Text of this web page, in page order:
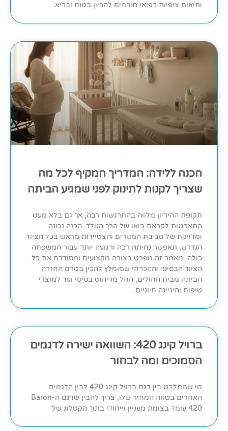
ותיאום ציפיות רפואי תורמים להריון בטוח ובריא.
הכנה ללידה: המדריך המקיף לכל מה
שצריך לקנות לתינוק לפני שמגיע הביתה
תקופת ההיריון מלווה בהתרגשות רבה, אך גם בלא מעט
התארגנות לקראת בואו של הרך הנולד. הכנה נכונה
ומדויקת של סביבת המגורים והצטיידות מראש בכל הציוד
הנדרש, תאפשר נחיתה רכה ורגועה יותר עבור המשפחה
כולה. מאמר זה מפרט בצורה מקצועית ומסודרת את כל
הציוד הבסיסי וההכרחי שמומלץ להכין בטרם החזרה
הביתה מבית החולים, החל מריהוט בסיסי ועד למוצרי
טיפוח והיגיינה חיוניים.
ברויל קינג 420: השוואה ישירה לדגמים
הסמוכים ומה לבחור
מי שמתלבט בין דגם ברויל קינג 420 לבין הדגמים
האחרים בטווח המחיר שלו, צריך להבין שדגם ה-Baron
420 עומד בצומת מעניין וייחודי בתוך הקטלוג של